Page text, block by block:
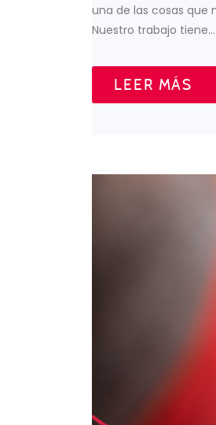
una de las cosas que
Nuestro trabajo tiene…
LEER MÁS